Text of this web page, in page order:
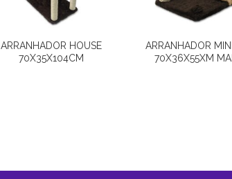
ARRANHADOR HOUSE
70X35X104CM
ARRANHADOR
70X36X55XM